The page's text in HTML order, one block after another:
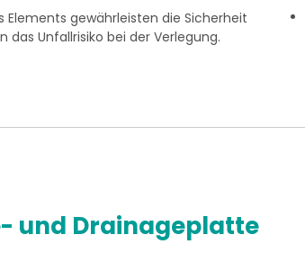
gewährleisten die Sicherheit
Unfallrisiko bei der Verlegung.
und Drainageplatte